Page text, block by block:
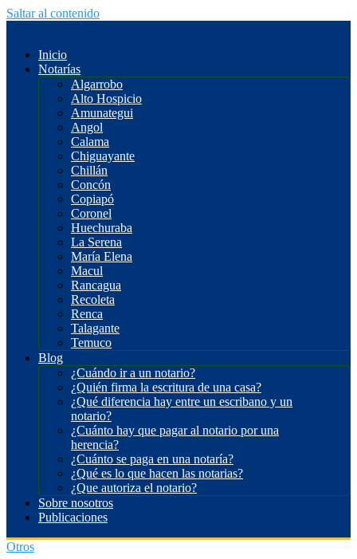
Saltar al contenido
Inicio
Notarías
Algarrobo
Alto Hospicio
Amunategui
Angol
Calama
Chiguayante
Chillán
Concón
Copiapó
Coronel
Huechuraba
La Serena
María Elena
Macul
Rancagua
Recoleta
Renca
Talagante
Temuco
Blog
¿Cuándo ir a un notario?
¿Quién firma la escritura de una casa?
¿Qué diferencia hay entre un escribano y un
notario?
¿Cuánto hay que pagar al notario por una
herencia?
¿Cuánto se paga en una notaría?
¿Qué es lo que hacen las notarias?
¿Que autoriza el notario?
Sobre nosotros
Publicaciones
Otros